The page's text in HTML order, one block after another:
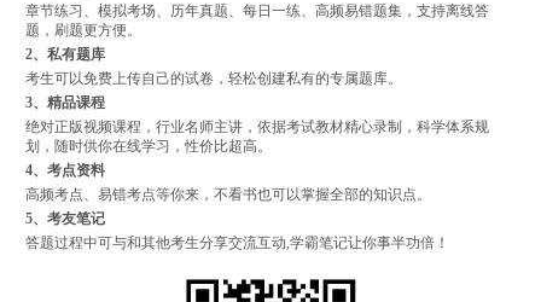
章节练习、模拟考场、历年真题、每日一练、高频易错题集，支持离线答
题，刷题更方便。
2、私有题库
考生可以免费上传自己的试卷，轻松创建私有的专属题库。
3、精品课程
绝对正版视频课程，行业名师主讲，依据考试教材精心录制，科学体系规
划，随时供你在线学习，性价比超高。
4、考点资料
高频考点、易错考点等你来，不看书也可以掌握全部的知识点。
5、考友笔记
答题过程中可与和其他考生分享交流互动,学霸笔记让你事半功倍！